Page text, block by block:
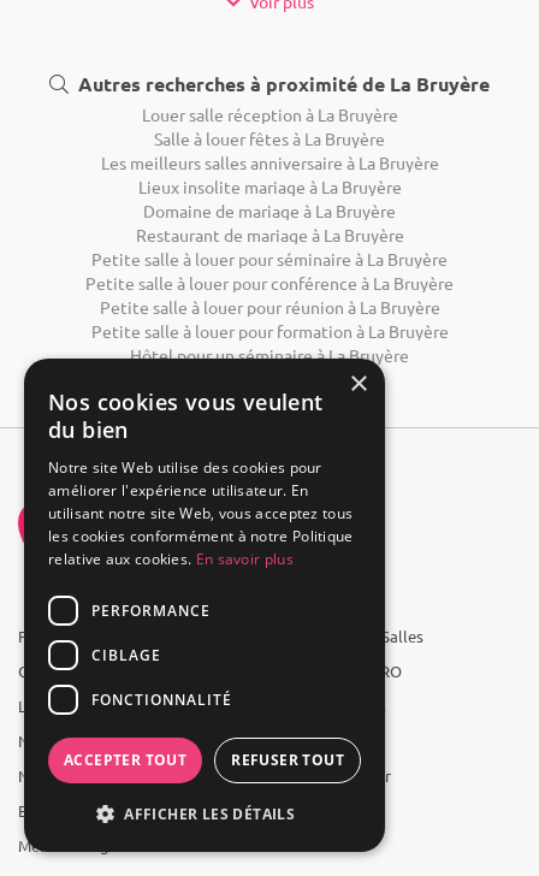
Autres recherches à proximité de La Bruyère
Louer salle réception à La Bruyère
Salle à louer fêtes à La Bruyère
Les meilleurs salles anniversaire à La Bruyère
Lieux insolite mariage à La Bruyère
Domaine de mariage à La Bruyère
Restaurant de mariage à La Bruyère
Petite salle à louer pour séminaire à La Bruyère
Petite salle à louer pour conférence à La Bruyère
Petite salle à louer pour réunion à La Bruyère
Petite salle à louer pour formation à La Bruyère
Hôtel pour un séminaire à La Bruyère
FAQ
Qui sommes-nous ?
L'équipe
Nous recrutons
Nos partenaires
Espace presse
Mentions légales
Groupe 1001 Salles
1001 Salles PRO
1001 Traiteurs
1001 Artistes
Reserverunbar
MP2
×
Nos cookies vous veulent
du bien
Notre site Web utilise des cookies pour
améliorer l'expérience utilisateur. En
utilisant notre site Web, vous acceptez tous
les cookies conformément à notre Politique
relative aux cookies. En savoir plus
PERFORMANCE
CIBLAGE
FONCTIONNALITÉ
ACCEPTER TOUT REFUSER TOUT
AFFICHER LES DÉTAILS